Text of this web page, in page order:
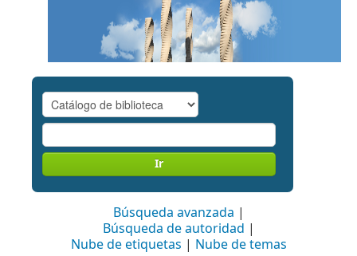
Ir
Búsqueda avanzada
Búsqueda de autoridad
Nube de etiquetas
Nube de temas